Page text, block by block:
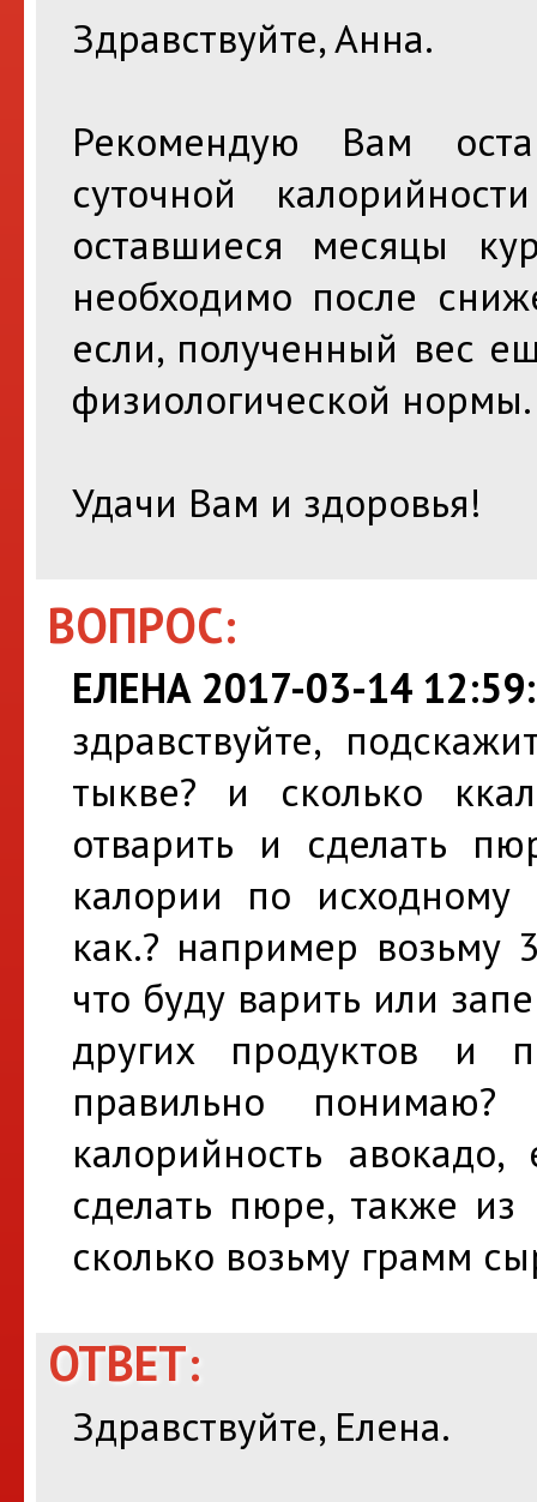
Здравствуйте, Анна.
Рекомендую Вам
суточной
оставшиеся месяцы
необходимо после
если, полученный вес
физиологической нормы.
Удачи Вам и здоровья!
ВОПРОС:
ЕЛЕНА 2017-03-14
здравствуйте,
тыкве? и сколько
отварить и сделать
калории по
как.? например возьму
что буду варить или
других продуктов и
правильно
калорийность
сделать пюре, также из
сколько возьму грамм
ОТВЕТ:
Здравствуйте, Елена.